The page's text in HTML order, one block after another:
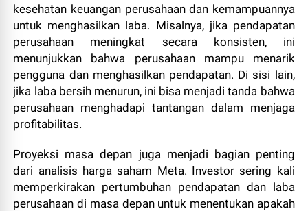
kesehatan keuangan perusahaan dan kemampuannya
untuk menghasilkan laba. Misalnya, jika pendapatan
perusahaan meningkat secara konsisten, ini
menunjukkan bahwa perusahaan mampu menarik
pengguna dan menghasilkan pendapatan. Di sisi lain,
jika laba bersih menurun, ini bisa menjadi tanda bahwa
perusahaan menghadapi tantangan dalam menjaga
profitabilitas.
Proyeksi masa depan juga menjadi bagian penting
dari analisis harga saham Meta. Investor sering kali
memperkirakan pertumbuhan pendapatan dan laba
perusahaan di masa depan untuk menentukan apakah